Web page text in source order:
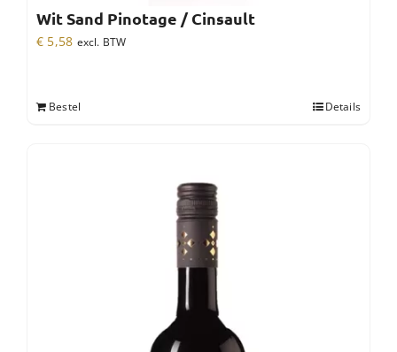
Wit Sand Pinotage / Cinsault
€ 5,58 excl. BTW
Bestel Details